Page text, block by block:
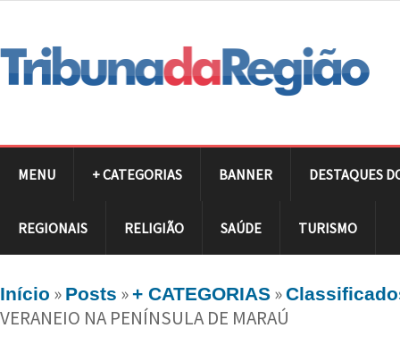
MENU + CATEGORIAS BANNER DESTAQUES
REGIONAIS RELIGIÃO SAÚDE TURISMO
Início » Posts »+ CATEGORIAS »
VERANEIO NA PENÍNSULA DE MARAÚ